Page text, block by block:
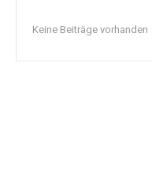
Keine Beiträge vorhanden